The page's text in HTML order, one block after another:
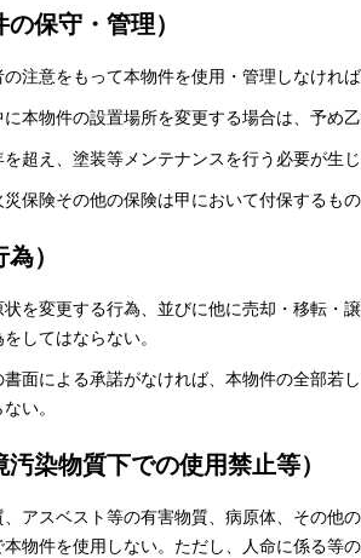
保守・管理）
注意をもって本物件を使用・管理しなければ
本物件の設置場所を変更する場合は、予め
超え、塗装等メンテナンスを行う必要が生
保険その他の保険は甲において付保するもの
）
を変更する行為、並びに他に売却・移転・
してはならない。
面による承諾がなければ、本物件の全部若
い。
染物質下での使用禁止等）
アスベスト等の有害物質、病原体、その他
本物件を使用しない。ただし、人命に係る等